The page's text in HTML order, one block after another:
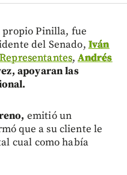
propio Pinilla, fue
del Senado, Iván
,Andrés
apoyaran las
emitió un
que a su cliente le
cual como había